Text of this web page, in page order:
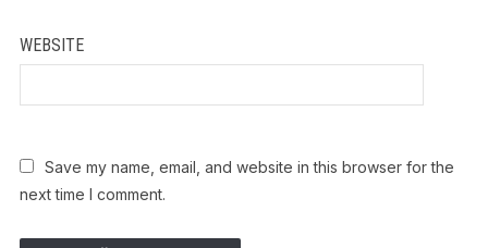
WEBSITE
Save my name, email, and website in this browser for the
next time I comment.